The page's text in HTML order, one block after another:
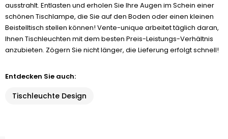
ausstrahlt. Entlasten und erholen Sie Ihre Augen im Schein einer
schönen Tischlampe, die Sie auf den Boden oder einen kleinen
Beistelltisch stellen können! Vente-unique arbeitet täglich daran,
Ihnen Tischleuchten mit dem besten Preis-Leistungs-Verhältnis
anzubieten. Zögern Sie nicht länger, die Lieferung erfolgt schnell!
Entdecken Sie auch:
Tischleuchte Design